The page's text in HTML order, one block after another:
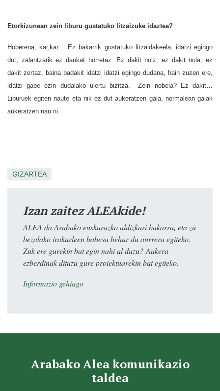
Etorkizunean zein liburu gustatuko litzaizuke idaztea?
Hoberena, kar,kar… Ez bakarrik gustatuko litzaidakeela, idatzi egingo
dut, zalantzarik ez daukat horretaz. Ez dakit noiz, ez dakit nola, ez
dakit zertaz, baina badakit idatzi idatzi egingo dudana, hain zuzen ere,
idatzi gabe ezin dudalako ulertu bizitza. Zein nobela? Ez dakit…
Liburuek egiten naute eta nik ez dut aukeratzen gaia, normalean gaiak
aukeratzen nau ni.
GIZARTEA
Izan zaitez ALEAkide!
ALEA da Arabako euskarazko aldizkari bakarra, eta zu
bezalako irakurleen babesa behar du aurrera egiteko.
Zuk ere gurekin bat egin nahi al duzu? Aukera
ezberdinak dituzu gure proiektuarekin bat egiteko.
Informazio gehiago
Arabako Alea komunikazio
taldea